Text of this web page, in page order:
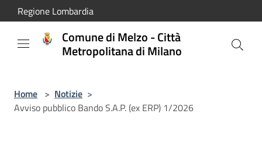
Salta al contenuto principale
Regione Lombardia
Comune di Melzo - Città
Metropolitana di Milano
Home > Notizie >
Avviso pubblico Bando S.A.P. (ex ERP) 1/2026